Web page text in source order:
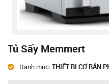
Tủ Sấy Memmert
Danh mục: THIẾT BỊ CƠ BẢN